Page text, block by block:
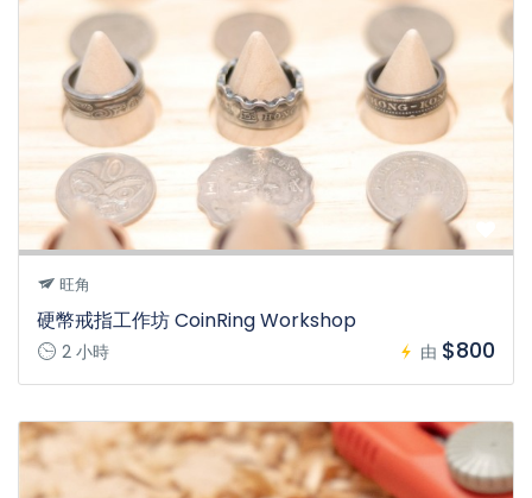
旺角
硬幣戒指工作坊 CoinRing Workshop
2 小時 由 $800